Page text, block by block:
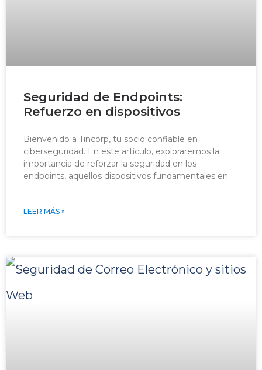
Seguridad de Endpoints:
Refuerzo en dispositivos
Bienvenido a Tincorp, tu socio confiable en
ciberseguridad. En este artículo, exploraremos la
importancia de reforzar la seguridad en los
endpoints, aquellos dispositivos fundamentales en
LEER MÁS »